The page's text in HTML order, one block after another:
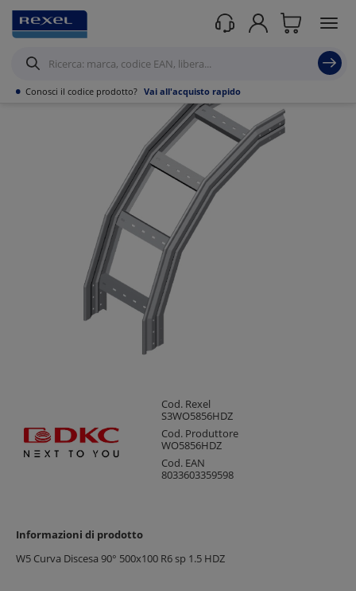
• Conosci il codice prodotto? Vai all'acquisto rapido
Prodotti /Canalizzazioni
Cod. Rexel
S3WO5856HDZ
Cod. Produttore
WO5856HDZ
Cod. EAN
8033603359598
Informazioni di prodotto
W5 Curva Discesa 90° 500x100 R6 sp 1.5 HDZ